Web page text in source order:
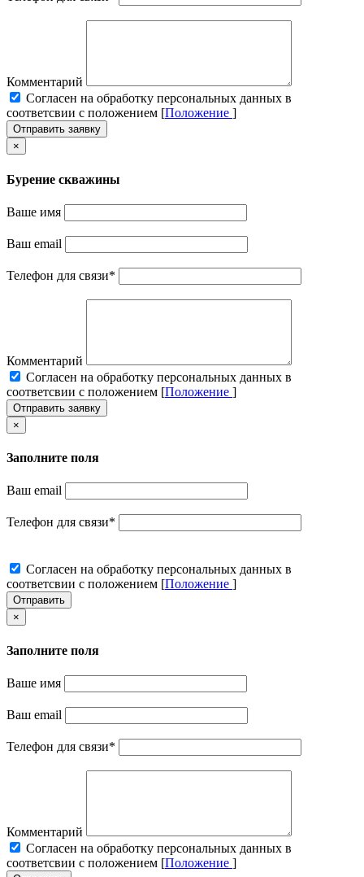
Комментарий
Cогласен на обработку персональных данных в
соответсвии с положением [Положение ]
Отправить заявку
×
Бурение скважины
Ваше имя
Ваш email
Телефон для связи*
Комментарий
Cогласен на обработку персональных данных в
соответсвии с положением [Положение ]
Отправить заявку
×
Заполните поля
Ваш email
Телефон для связи*
Cогласен на обработку персональных данных в
соответсвии с положением [Положение ]
Отправить
×
Заполните поля
Ваше имя
Ваш email
Телефон для связи*
Комментарий
Cогласен на обработку персональных данных в
соответсвии с положением [Положение ]